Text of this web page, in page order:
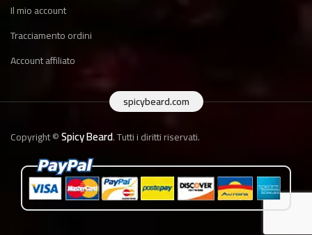
Il mio account
Tracciamento ordini
Account affiliato
spicybeard.com
Copyright ©Spicy Beard. Tutti i diritti riservati.